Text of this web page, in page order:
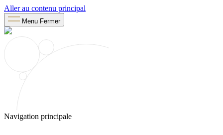
Aller au contenu principal
Menu Fermer
Navigation principale